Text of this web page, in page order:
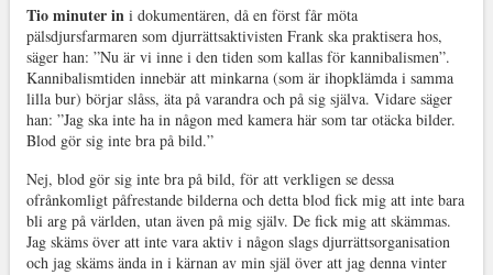
Tio minuter ini dokumentären, då en först får möta
pälsdjursfarmaren som djurrättsaktivisten Frank ska praktisera hos,
säger han: ”Nu är vi inne i den tiden som kallas för kannibalismen”.
Kannibalismtiden innebär att minkarna (som är ihopklämda i samma
lilla bur) börjar slåss, äta på varandra och på sig själva. Vidare säger
han: ”Jag ska inte ha in någon med kamera här som tar otäcka bilder.
Blod gör sig inte bra på bild.”
Nej, blod gör sig inte bra på bild, för att verkligen se dessa
ofrånkomligt påfrestande bilderna och detta blod fick mig att inte bara
bli arg på världen, utan även på mig själv. De fick mig att skämmas.
Jag skäms över att inte vara aktiv i någon slags djurrättsorganisation
och jag skäms ända in i kärnan av min själ över att jag denna vinter